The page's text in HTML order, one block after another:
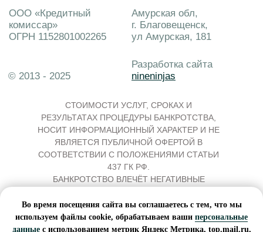
Во время посещения сайта вы соглашаетесь с тем, что мы
используем файлы cookie, обрабатываем ваши персональные
данныес использованием метрик Яндекс Метрика, top.mail.ru,
ВСЯ ПРЕДСТАВЛЕННАЯ НА САЙТЕ
СТОИМОСТИ УСЛУГ, СРОКАХ И
РЕЗУЛЬТАТАХ ПРОЦЕДУРЫ БАНКРОТСТВА,
НОСИТ ИНФОРМАЦИОННЫЙ ХАРАКТЕР И НЕ
ЯВЛЯЕТСЯ ПУБЛИЧНОЙ ОФЕРТОЙ В
СООТВЕТСТВИИ С ПОЛОЖЕНИЯМИ СТАТЬИ
437 ГК РФ.
БАНКРОТСТВО ВЛЕЧЁТ НЕГАТИВНЫЕ
ОГРАНИЧЕНИЯ НА ПОЛУЧЕНИЕ КРЕДИТА И
ПОВТОРНОЕ БАНКРОТСТВО В ТЕЧЕНИЕ
ПЯТИ ЛЕТ. ПРЕДВАРИТЕЛЬНО ОБРАТИТЕСЬ